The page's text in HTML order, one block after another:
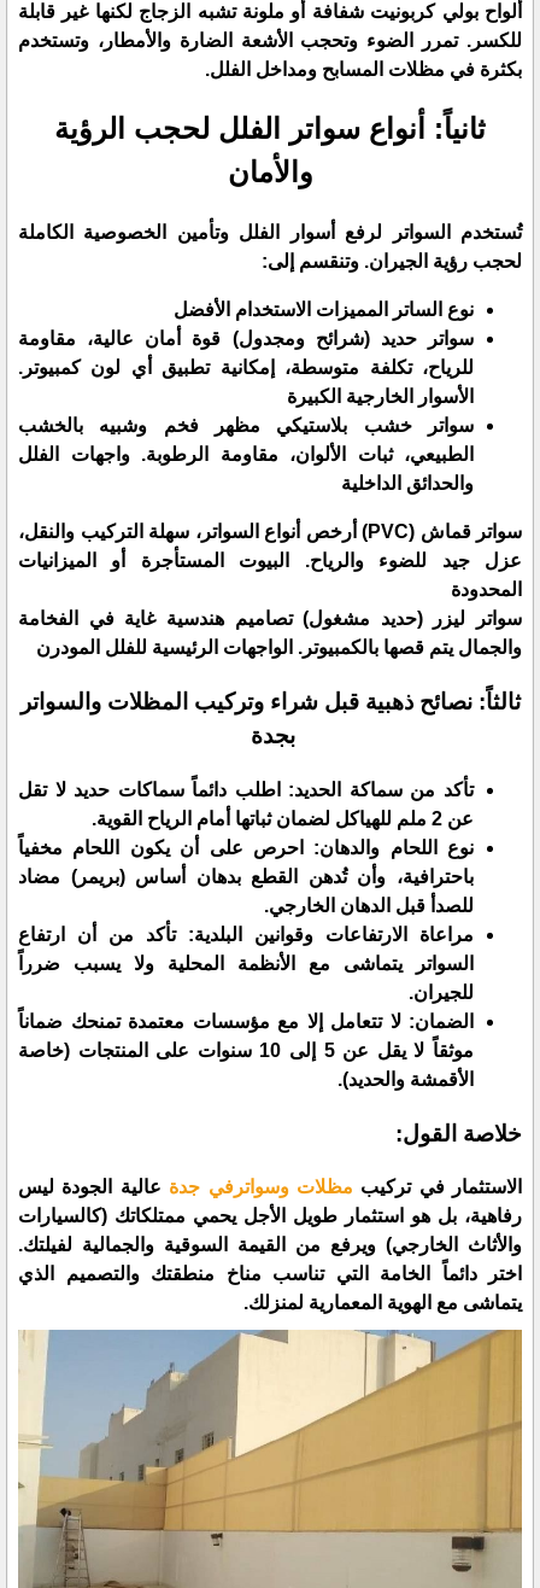
​ألواح بولي كربونيت شفافة أو ملونة تشبه الزجاج لكنها غير قابلة
للكسر. تمرر الضوء وتحجب الأشعة الضارة والأمطار، وتستخدم
بكثرة في مظلات المسابح ومداخل الفلل.
​ثانياً: أنواع سواتر الفلل لحجب الرؤية
والأمان
​تُستخدم السواتر لرفع أسوار الفلل وتأمين الخصوصية الكاملة
لحجب رؤية الجيران. وتنقسم إلى:
نوع الساتر المميزات الاستخدام الأفضل
سواتر حديد (شرائح ومجدول) قوة أمان عالية، مقاومة
للرياح، تكلفة متوسطة، إمكانية تطبيق أي لون كمبيوتر.
الأسوار الخارجية الكبيرة
سواتر خشب بلاستيكي مظهر فخم وشبيه بالخشب
الطبيعي، ثبات الألوان، مقاومة الرطوبة. واجهات الفلل
والحدائق الداخلية
سواتر قماش (PVC) أرخص أنواع السواتر، سهلة التركيب والنقل،
عزل جيد للضوء والرياح. البيوت المستأجرة أو الميزانيات
المحدودة
سواتر ليزر (حديد مشغول) تصاميم هندسية غاية في الفخامة
والجمال يتم قصها بالكمبيوتر. الواجهات الرئيسية للفلل المودرن
ثالثاً: نصائح ذهبية قبل شراء وتركيب المظلات والسواتر
بجدة
​تأكد من سماكة الحديد: اطلب دائماً سماكات حديد لا تقل
عن 2 ملم للهياكل لضمان ثباتها أمام الرياح القوية.
​نوع اللحام والدهان: احرص على أن يكون اللحام مخفياً
باحترافية، وأن تُدهن القطع بدهان أساس (بريمر) مضاد
للصدأ قبل الدهان الخارجي.
​مراعاة الارتفاعات وقوانين البلدية: تأكد من أن ارتفاع
السواتر يتماشى مع الأنظمة المحلية ولا يسبب ضرراً
للجيران.
​الضمان: لا تتعامل إلا مع مؤسسات معتمدة تمنحك ضماناً
موثقاً لا يقل عن 5 إلى 10 سنوات على المنتجات (خاصة
الأقمشة والحديد).
​خلاصة القول:
الاستثمار في تركيب مظلات وسواترفي جدة عالية الجودة ليس
رفاهية، بل هو استثمار طويل الأجل يحمي ممتلكاتك (كالسيارات
والأثاث الخارجي) ويرفع من القيمة السوقية والجمالية لفيلتك.
اختر دائماً الخامة التي تناسب مناخ منطقتك والتصميم الذي
يتماشى مع الهوية المعمارية لمنزلك.